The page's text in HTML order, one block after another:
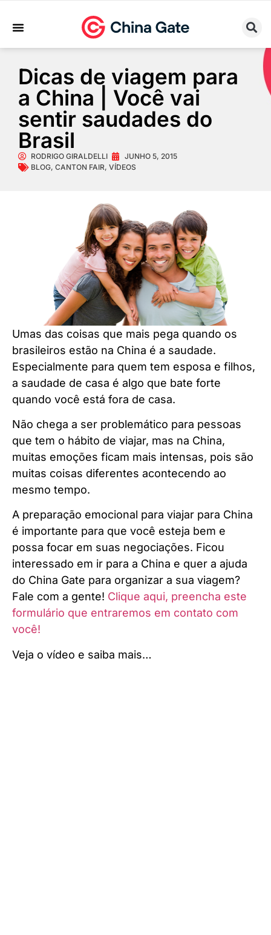
Dicas de viagem para
a China | Você vai
sentir saudades do
Brasil
RODRIGO GIRALDELLI
JUNHO 5, 2015
BLOG, CANTON FAIR, VÍDEOS
Umas das coisas que mais pega quando os
brasileiros estão na China é a saudade.
Especialmente para quem tem esposa e filhos,
a saudade de casa é algo que bate forte
quando você está fora de casa.
Não chega a ser problemático para pessoas
que tem o hábito de viajar, mas na China,
muitas emoções ficam mais intensas, pois são
muitas coisas diferentes acontecendo ao
mesmo tempo.
A preparação emocional para viajar para China
é importante para que você esteja bem e
possa focar em suas negociações. Ficou
interessado em ir para a China e quer a ajuda
do China Gate para organizar a sua viagem?
Fale com a gente! Clique aqui, preencha este
formulário que entraremos em contato com
você!
Veja o vídeo e saiba mais…